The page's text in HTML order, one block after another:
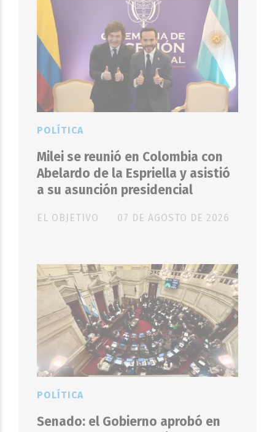
Milei se reunió en Colombia con
Abelardo de la Espriella y asistió
a su asunción presidencial
EL OBJETIVO
POLÍTICA
07 DE AGOSTO DE 2026
Senado: el Gobierno aprobó en
POLÍTICA